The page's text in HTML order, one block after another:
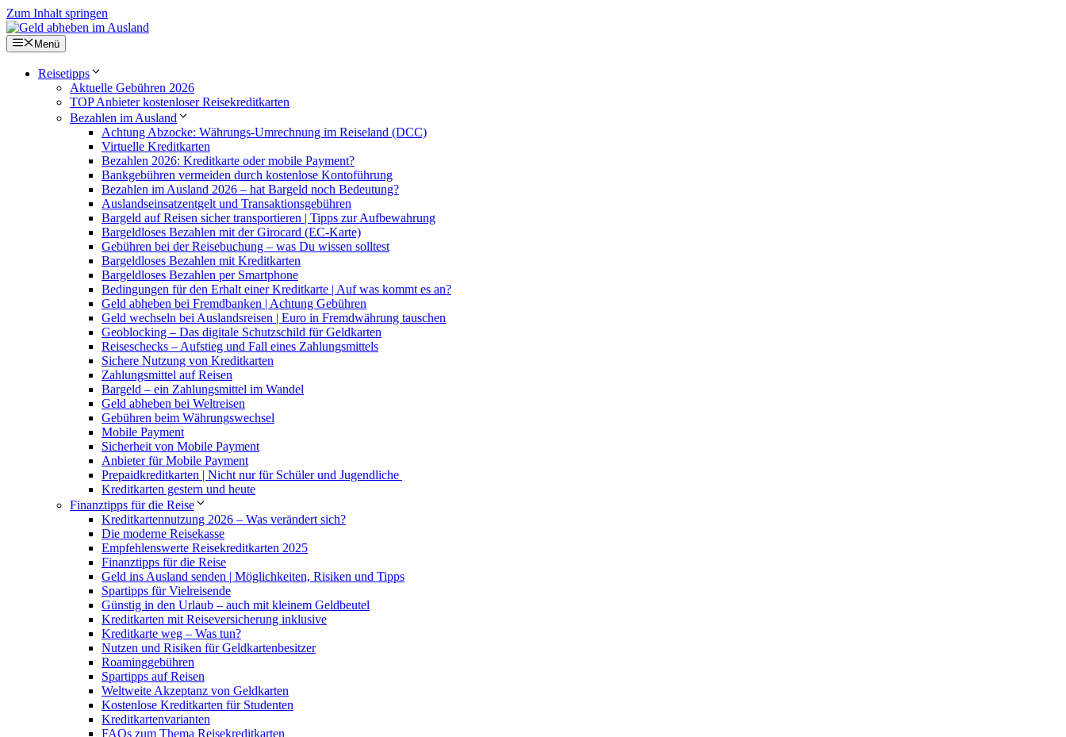
Zum Inhalt springen
Menü
Reisetipps
Aktuelle Gebühren 2026
TOP Anbieter kostenloser Reisekreditkarten
Bezahlen im Ausland
Achtung Abzocke: Währungs-Umrechnung im Reiseland (DCC)
Virtuelle Kreditkarten
Bezahlen 2026: Kreditkarte oder mobile Payment?
Bankgebühren vermeiden durch kostenlose Kontoführung
Bezahlen im Ausland 2026 – hat Bargeld noch Bedeutung?
Auslandseinsatzentgelt und Transaktionsgebühren
Bargeld auf Reisen sicher transportieren | Tipps zur Aufbewahrung
Bargeldloses Bezahlen mit der Girocard (EC-Karte)
Gebühren bei der Reisebuchung – was Du wissen solltest
Bargeldloses Bezahlen mit Kreditkarten
Bargeldloses Bezahlen per Smartphone
Bedingungen für den Erhalt einer Kreditkarte | Auf was kommt es an?
Geld abheben bei Fremdbanken | Achtung Gebühren
Geld wechseln bei Auslandsreisen | Euro in Fremdwährung tauschen
Geoblocking – Das digitale Schutzschild für Geldkarten
Reiseschecks – Aufstieg und Fall eines Zahlungsmittels
Sichere Nutzung von Kreditkarten
Zahlungsmittel auf Reisen
Bargeld – ein Zahlungsmittel im Wandel
Geld abheben bei Weltreisen
Gebühren beim Währungswechsel
Mobile Payment
Sicherheit von Mobile Payment
Anbieter für Mobile Payment
Prepaidkreditkarten | Nicht nur für Schüler und Jugendliche
Kreditkarten gestern und heute
Finanztipps für die Reise
Kreditkartennutzung 2026 – Was verändert sich?
Die moderne Reisekasse
Empfehlenswerte Reisekreditkarten 2025
Finanztipps für die Reise
Geld ins Ausland senden | Möglichkeiten, Risiken und Tipps
Spartipps für Vielreisende
Günstig in den Urlaub – auch mit kleinem Geldbeutel
Kreditkarten mit Reiseversicherung inklusive
Kreditkarte weg – Was tun?
Nutzen und Risiken für Geldkartenbesitzer
Roaminggebühren
Spartipps auf Reisen
Weltweite Akzeptanz von Geldkarten
Kostenlose Kreditkarten für Studenten
Kreditkartenvarianten
FAQs zum Thema Reisekreditkarten